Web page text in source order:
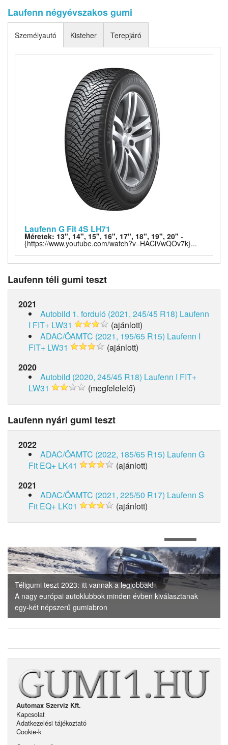
Laufenn négyévszakos gumi
Személyautó
Laufenn G Fit 4S LH71
Méretek: 13", 14", 15", 16", 17", 18", 19", 20" -
{https://www.youtube.com/watch?v=HACiVwQOv7k}...
Kisteher Terepjáró
Laufenn téli gumi teszt
2021
Autobild 1. forduló (2021, 245/45 R18) Laufenn
I FIT+ LW31
(ajánlott)
ADAC/ÖAMTC (2021, 195/65 R15) Laufenn I
FIT+ LW31
(ajánlott)
2020
Autobild (2020, 245/45 R18) Laufenn I FIT+
LW31
(megfelelelő)
Laufenn nyári gumi teszt
2022
ADAC/ÖAMTC (2022, 185/65 R15) Laufenn G
Fit EQ+ LK41
(ajánlott)
2021
ADAC/ÖAMTC (2021, 225/50 R17) Laufenn S
Fit EQ+ LK01
(ajánlott)
Téligumi teszt 2023: itt vannak a legjobbak!
A nagy európai autoklubbok minden évben kiválasztanak
egy-két népszerű gumiabron
Automax Szerviz Kft.
Kapcsolat
Adatkezelési tájékoztató
Cookie-k